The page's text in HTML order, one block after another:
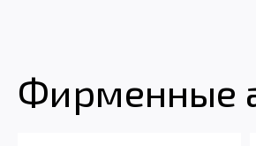
Фирменные